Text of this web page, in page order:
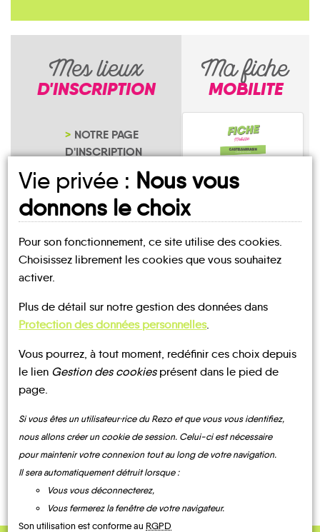
Mes lieux
D'INSCRIPTION
NOTRE PAGE
D'INSCRIPTION
Ma fiche
MOBILITE
Chancia
UN AVIS, UN TÉMOIGNAGE
CONTACTEZ-NOUS !
Vie privée : Nous vous
donnons le choix
Pour son fonctionnement, ce site utilise des cookies.
Choisissez librement les cookies que vous souhaitez
activer.
Plus de détail sur notre gestion des données dans
Protection des données personnelles.
Vous pourrez, à tout moment, redéfinir ces choix depuis
le lien Gestion des cookiesprésent dans le pied de
page.
Si vous êtes un utilisateur·rice du Rezo et que vous vous identifiez,
nous allons créer un cookie de session. Celui-ci est nécessaire
pour maintenir votre connexion tout au long de votre navigation.
Il sera automatiquement détruit lorsque :
Vous vous déconnecterez,
Vous fermerez la fenêtre de votre navigateur.
Son utilisation est conforme au RGPD